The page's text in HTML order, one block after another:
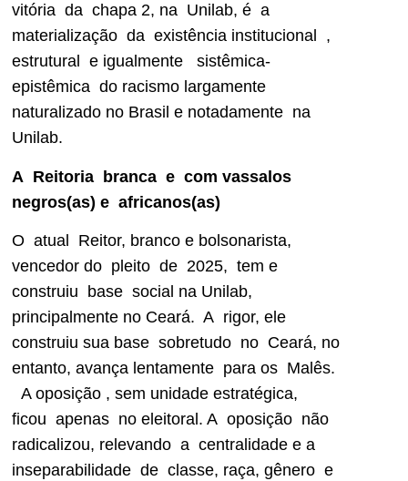
vitória da chapa 2, na Unilab, é a
materialização da existência institucional ,
estrutural e igualmente sistêmica-
epistêmica do racismo largamente
naturalizado no Brasil e notadamente na
Unilab.
A Reitoria branca e com vassalos
negros(as) e africanos(as)
O atual Reitor, branco e bolsonarista,
vencedor do pleito de 2025, tem e
construiu base social na Unilab,
principalmente no Ceará. A rigor, ele
construiu sua base sobretudo no Ceará, no
entanto, avança lentamente para os Malês.
A oposição , sem unidade estratégica,
ficou apenas no eleitoral. A oposição não
radicalizou, relevando a centralidade e a
inseparabilidade de classe, raça, gênero e